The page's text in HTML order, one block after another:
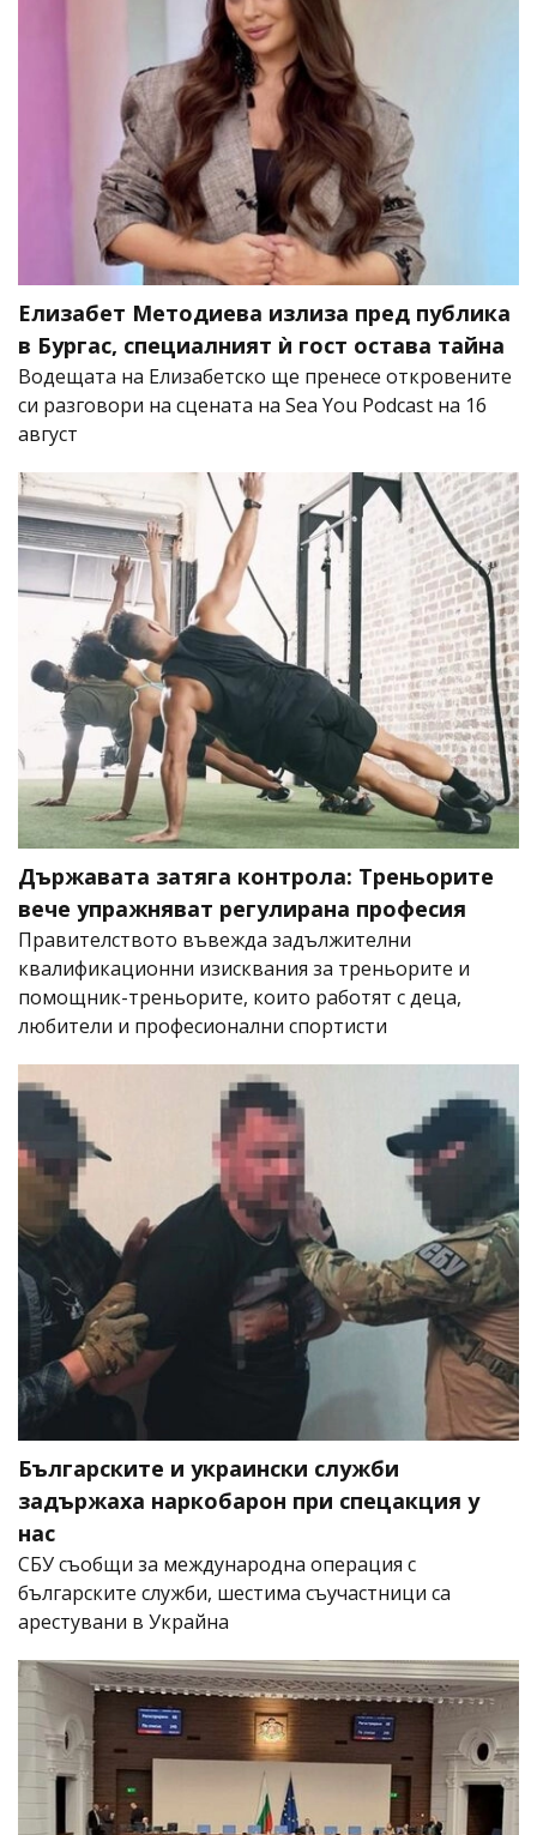
Елизабет Методиева излиза пред публика
в Бургас, специалният ѝ гост остава тайна
Водещата на Елизабетско ще пренесе откровените
си разговори на сцената на Sea You Podcast на 16
август
Държавата затяга контрола: Треньорите
вече упражняват регулирана професия
Правителството въвежда задължителни
квалификационни изисквания за треньорите и
помощник-треньорите, които работят с деца,
любители и професионални спортисти
Българските и украински служби
задържаха наркобарон при спецакция у
нас
СБУ съобщи за международна операция с
българските служби, шестима съучастници са
арестувани в Украйна